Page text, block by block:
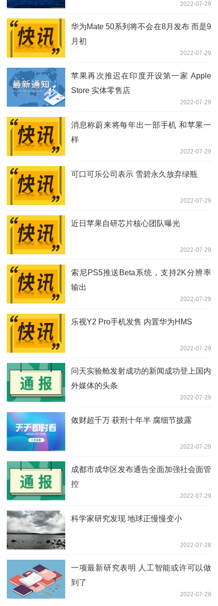
2022-07-29
华为Mate 50系列将不会在8月发布 而是9
月初
2022-07-29
苹果再次推迟在印度开设第一家 Apple
Store 实体零售店
2022-07-29
消息称蔚来将每年出一部手机 和苹果一
样
2022-07-29
可口可乐公司表示 雪碧永久放弃绿瓶
2022-07-29
近日苹果自研芯片核心团队曝光
2022-07-29
索尼PS5推送Beta系统，支持2K分辨率
输出
2022-07-29
乐视Y2 Pro手机发售 内置华为HMS
2022-07-29
问天实验舱发射成功的新闻成功登上国内
外媒体的头条
2022-07-29
敛财超千万 获刑十年半 腐细节披露
2022-07-29
成都市成华区发布通告全面加强社会面管
控
2022-07-29
科学家研究发现 地球正慢慢变小
2022-07-28
一项最新研究表明 人工智能或许可以做
到了
2022-07-28